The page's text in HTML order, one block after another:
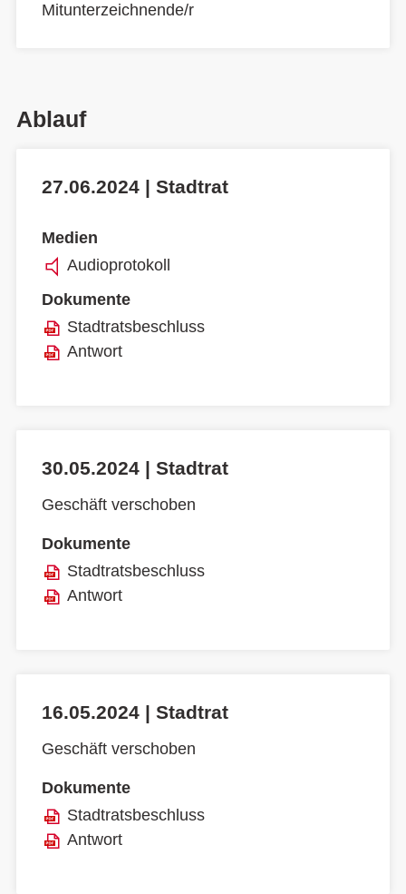
Mitunterzeichnende/r
Ablauf
27.06.2024 | Stadtrat
Medien
Audioprotokoll
Dokumente
Stadtratsbeschluss
Antwort
30.05.2024 | Stadtrat
Geschäft verschoben
Dokumente
Stadtratsbeschluss
Antwort
16.05.2024 | Stadtrat
Geschäft verschoben
Dokumente
Stadtratsbeschluss
Antwort